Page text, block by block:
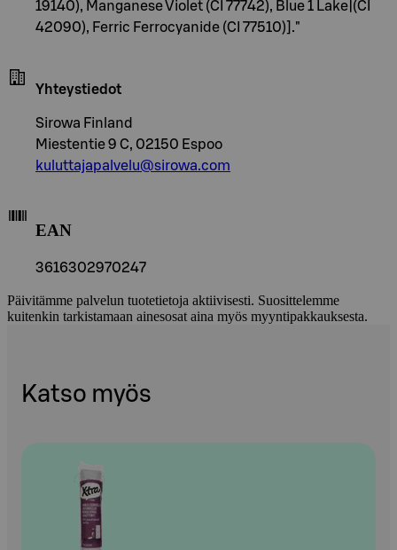
19140), Manganese Violet (CI 77742), Blue 1 Lake|(CI
42090), Ferric Ferrocyanide (CI 77510)]."
Yhteystiedot
Sirowa Finland
Miestentie 9 C, 02150 Espoo
kuluttajapalvelu@sirowa.com
EAN
3616302970247
Päivitämme palvelun tuotetietoja aktiivisesti. Suosittelemme
kuitenkin tarkistamaan ainesosat aina myös myyntipakkauksesta.
Katso myös